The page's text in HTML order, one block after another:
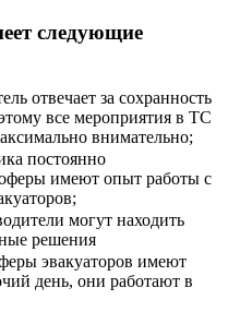
следующие
отвечает за сохранность
все мероприятия в ТС
внимательно;
постоянно
имеют опыт работы с
могут находить
решения
эвакуаторов имеют
день, они работают в